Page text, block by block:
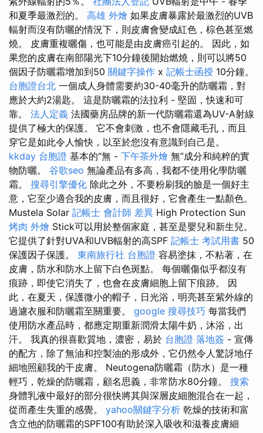
和夏季最激烈的。 高雄 外燴 如果皮膚暴露於最激烈的UVB
輻射而沒有防曬的情況下，則皮膚會變成紅色，棕色甚至燃
燒。 皮膚重複曬傷，也可能是由皮膚癌引起的。 因此，如
果您的皮膚在南部陽光下10分鐘後開始燃燒，則可以將50
個因子防曬霜增加到50 關鍵字操作 x 記帳士函授 10分鐘。
台胞證台北 一個成人身體需要約30-40毫升的防曬霜，對
應於大約2湯匙。 這是防曬霜的法拉利 - 堅固，快速和可
靠。 法人定義 法國藥房品牌的新一代防曬霜還為UV-A射線
提供了極大的保護。 它不會刺激，也不會隱藏毛孔，而且
穿它是如此令人愉快，以至於您沒有意識到自己是。
kkday 台胞證 基本的“無 - 下午茶外燴 無”成分和純粹的實
物防曬。 谷歌seo 無論產品有多高，我都不使用化學防曬
霜。 搜尋引擎優化 除此之外，不要粉刷我的臉是一個好主
意，它至少適合我的皮膚，而且很好，它會產生一點顏色。
Mustela Solar 記帳士 會計師 差異 High Protection Sun
烤肉 外燴 Stick可以用於整個家庭，甚至是嬰兒和新生兒。
它提供了針對UVA和UVB輻射的高SPF 記帳士 考試用書 50
保護因子保護。 東南旅行社 台胞證 容易塗抹，不粘著，在
皮膚，防水和防水上留下白色斑點。 每個曬傷似乎都沒有
痕跡，即使它消失了，也會在皮膚細胞上留下痕跡。 因
此，在夏天，保護微小的帽子，日光浴，明亮甚至紫外線的
過濾衣服和防曬霜至關重要。 google 搜尋技巧 每當我們
使用防水產品時，都應定期重新潤滑太陽牛奶，沐浴，出
汗。 我真的很喜歡質地，濃密，易於 台胞證 落地簽 - 宣傳
的配方，除了無油和控製油的形成外，它仍然令人驚訝地仔
細地照顧我的干皮膚。 Neutogena防曬霜（防水）是一種
輕巧，乾燥的防曬霜，顧名思義，非常防水80分鐘。 搜索
身體乳液中最好的部分很快將其與深層皮細胞混合在一起，
從而產生失重的感覺。 yahoo關鍵字分析 乾燥的技術和富
含立他的防曬霜的SPF100有助於深入吸收和滋養皮膚細